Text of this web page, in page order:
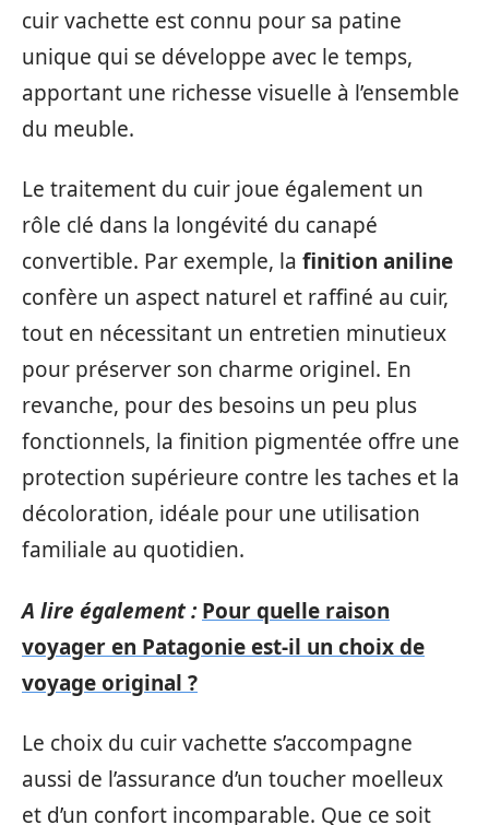
cuir vachette est connu pour sa patine
unique qui se développe avec le temps,
apportant une richesse visuelle à l’ensemble
du meuble.
Le traitement du cuir joue également un
rôle clé dans la longévité du canapé
convertible. Par exemple, la finition aniline
confère un aspect naturel et raffiné au cuir,
tout en nécessitant un entretien minutieux
pour préserver son charme originel. En
revanche, pour des besoins un peu plus
fonctionnels, la finition pigmentée offre une
protection supérieure contre les taches et la
décoloration, idéale pour une utilisation
familiale au quotidien.
A lire également : Pour quelle raison
voyager en Patagonie est-il un choix de
voyage original ?
Le choix du cuir vachette s’accompagne
aussi de l’assurance d’un toucher moelleux
et d’un confort incomparable. Que ce soit